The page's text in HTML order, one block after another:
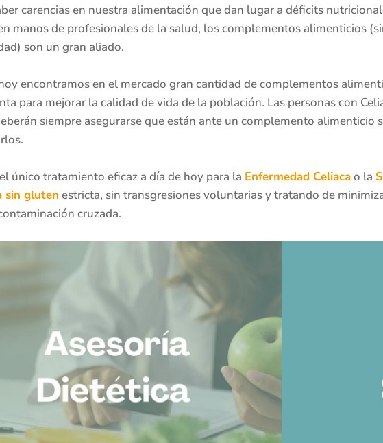
carencias en nuestra alimentación que dan lugar a déficits
manos de profesionales de la salud, los complementos alimenticios
son un gran aliado.
encontramos en el mercado gran cantidad de complementos
para mejorar la calidad de vida de la población. Las personas con
siempre asegurarse que están ante un complemento alimenticio
único tratamiento eficaz a día de hoy para la Enfermedad Celiacao la
sin gluten estricta, sin transgresiones voluntarias y tratando de
cruzada.